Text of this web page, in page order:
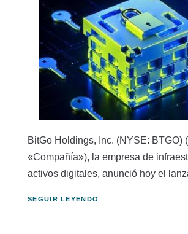
BitGo Holdings, Inc. (NYSE: BTGO)
«Compañía»), la empresa de
activos digitales, anunció hoy el
SEGUIR LEYENDO